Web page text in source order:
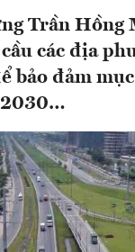
Trần
các địa
bảo đảm
2030…